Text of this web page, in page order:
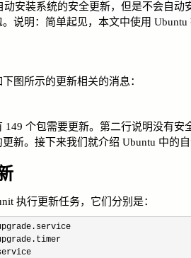
动安装系统的安全更新，但是不会自
说明：简单起见，本文中使用 Ubuntu
图所示的更新相关的消息：
个包需要更新。第二行说明没有
新。接下来我们就介绍 Ubuntu 中的自
执行更新任务，它们分别是：
upgrade.service
upgrade.timer
daily.service